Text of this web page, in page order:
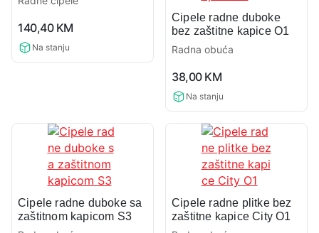
rating
140,40 KM
Na stanju
Cipele radne duboke
bez zaštitne kapice O1
Radna obuća
rating
38,00 KM
Na stanju
Cipele radne duboke sa
zaštitnom kapicom S3
Cipele radne plitke bez
zaštitne kapice City O1